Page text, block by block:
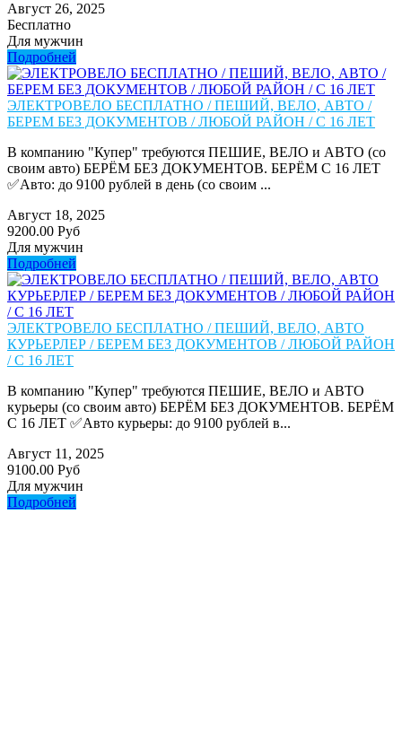
Август 26, 2025
Бесплатно
Для мужчин
Подробней
ЭЛЕКТРОВЕЛО БЕСПЛАТНО / ПЕШИЙ, ВЕЛО, АВТО /
БЕРЕМ БЕЗ ДОКУМЕНТОВ / ЛЮБОЙ РАЙОН / С 16 ЛЕТ
В компанию "Купер" требуются ПЕШИЕ, ВЕЛО и АВТО (со
своим авто) БЕРЁМ БЕЗ ДОКУМЕНТОВ. БЕРЁМ С 16 ЛЕТ
✅Авто: до 9100 рублей в день (со своим ...
Август 18, 2025
9200.00 Руб
Для мужчин
Подробней
ЭЛЕКТРОВЕЛО БЕСПЛАТНО / ПЕШИЙ, ВЕЛО, АВТО
КУРЬЕРЛЕР / БЕРЕМ БЕЗ ДОКУМЕНТОВ / ЛЮБОЙ РАЙОН
/ С 16 ЛЕТ
В компанию "Купер" требуются ПЕШИЕ, ВЕЛО и АВТО
курьеры (со своим авто) БЕРЁМ БЕЗ ДОКУМЕНТОВ. БЕРЁМ
С 16 ЛЕТ ✅Авто курьеры: до 9100 рублей в...
Август 11, 2025
9100.00 Руб
Для мужчин
Подробней